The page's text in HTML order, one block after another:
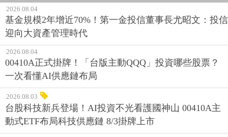
2026.08.04
基金規模2年增近70%！第一金投信董事長尤昭文：投信
迎向大資產管理時代
2026.08.04
00410A正式掛牌！「台版主動QQQ」投資哪些股票？
一次看懂AI供應鏈布局
2026.08.03
台股科技新兵登場！AI投資不光看護國神山 00410A主
動式ETF布局科技供應鏈 8/3掛牌上市